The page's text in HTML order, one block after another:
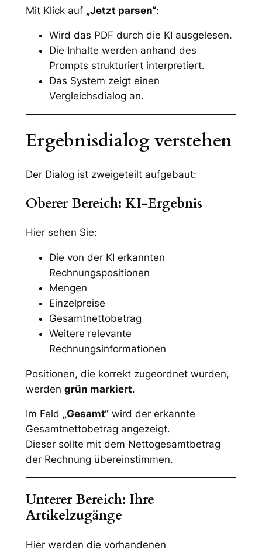
Mit Klick auf „Jetzt parsen“:
Wird das PDF durch die KI ausgelesen.
Die Inhalte werden anhand des
Prompts strukturiert interpretiert.
Das System zeigt einen
Vergleichsdialog an.
Ergebnisdialog verstehen
Der Dialog ist zweigeteilt aufgebaut:
Oberer Bereich: KI-Ergebnis
Hier sehen Sie:
Die von der KI erkannten
Rechnungspositionen
Mengen
Einzelpreise
Gesamtnettobetrag
Weitere relevante
Rechnungsinformationen
Positionen, die korrekt zugeordnet wurden,
werden grün markiert.
Im Feld „Gesamt“wird der erkannte
Gesamtnettobetrag angezeigt.
Dieser sollte mit dem Nettogesamtbetrag
der Rechnung übereinstimmen.
Unterer Bereich: Ihre
Artikelzugänge
Hier werden die vorhandenen